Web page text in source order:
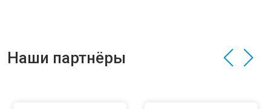
Наши партнёры